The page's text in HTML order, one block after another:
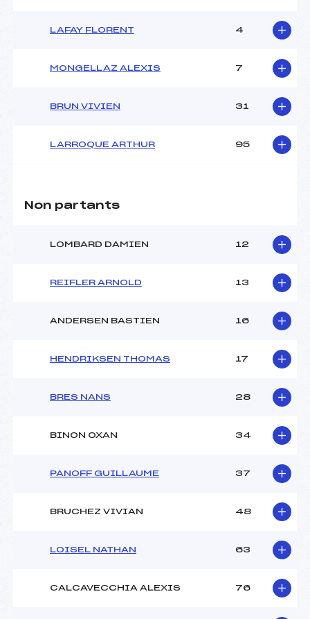
LAFAY FLORENT 4
MONGELLAZ ALEXIS 7
BRUN VIVIEN 31
LARROQUE ARTHUR 95
Non partants
LOMBARD DAMIEN 12
REIFLER ARNOLD 13
ANDERSEN BASTIEN 16
HENDRIKSEN THOMAS 17
BRES NANS 28
BINON OXAN 34
PANOFF GUILLAUME 37
BRUCHEZ VIVIAN 48
LOISEL NATHAN 63
CALCAVECCHIA ALEXIS 76